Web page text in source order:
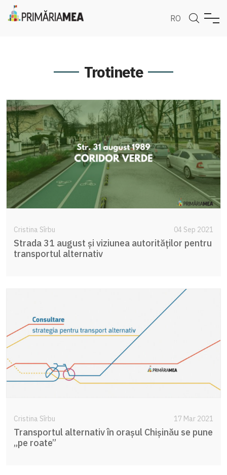
RO
Trotinete
Cristina Sîrbu 04 Sep 2021
Strada 31 august și viziunea autorităților pentru
transportul alternativ
Cristina Sîrbu 17 Mar 2021
Transportul alternativ în orașul Chișinău se pune
„pe roate”